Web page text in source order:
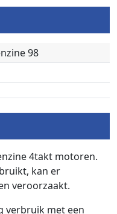
98
4takt motoren.
kan er
veroorzaakt.
verbruik met een